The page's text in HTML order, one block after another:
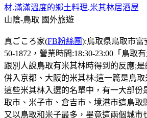
材.滿滿溫度的鄉土料理.米其林居酒屋
山陰-鳥取 國外旅遊
真ごころ家(FB粉絲團):鳥取県鳥取市富
50-1872，營業時間:18:30-23:00「鳥取
跟別人說鳥取有米其林時得到的反應;
併入京都、大阪的米其林:這一篇是鳥
這些米其林入選的名單中，有一大部份
取市、米子市、倉吉市、境港市這鳥取
又以鳥取和米子最多，畢竟這兩個城市